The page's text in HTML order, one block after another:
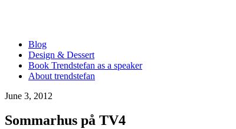
Blog
Design & Dessert
Book Trendstefan as a speaker
About trendstefan
June 3, 2012
Sommarhus på TV4